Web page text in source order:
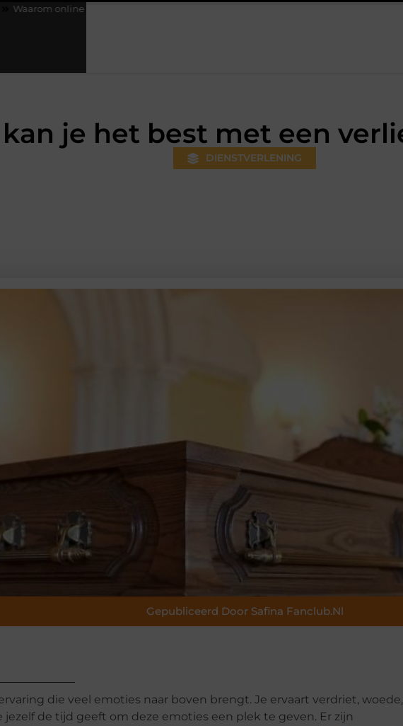
bestellen steeds gewoner wordt
je het best met een
DIENSTVERLENING
Gepubliceerd Door Safina Fanclub.nl
die veel emoties naar boven brengt. Je ervaart verdriet, woede,
de tijd geeft om deze emoties een plek te geven. Er zijn